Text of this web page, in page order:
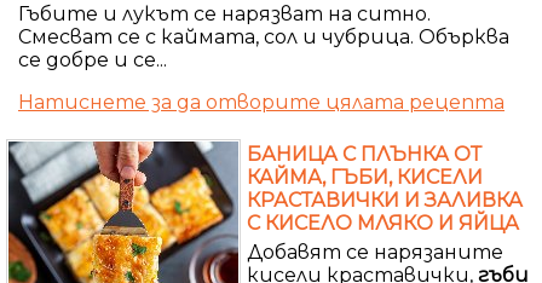
Гъбите и лукът се нарязват на ситно.
Смесват се с каймата, сол и чубрица. Обърква
се добре и се...
Натиснете за да отворите цялата рецепта
БАНИЦА С ПЛЪНКА ОТ
КАЙМА, ГЪБИ, КИСЕЛИ
КРАСТАВИЧКИ И ЗАЛИВКА
С КИСЕЛО МЛЯКО И ЯЙЦА
Добавят се нарязаните
кисели краставички, гъби